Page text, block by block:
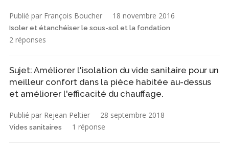
Publié par François Boucher 18 novembre 2016
Isoler et étanchéiser le sous-sol et la fondation
2 réponses
Sujet: Améliorer l'isolation du vide sanitaire pour un
meilleur confort dans la pièce habitée au-dessus
et améliorer l'efficacité du chauffage.
Publié par Rejean Peltier 28 septembre 2018
Vides sanitaires 1 réponse